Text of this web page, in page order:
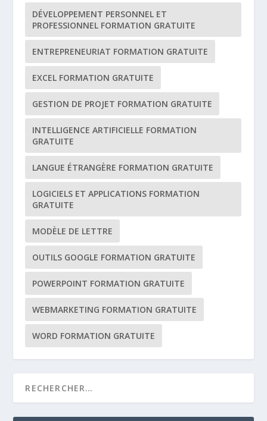
DÉVELOPPEMENT PERSONNEL ET
PROFESSIONNEL FORMATION GRATUITE
ENTREPRENEURIAT FORMATION GRATUITE
EXCEL FORMATION GRATUITE
GESTION DE PROJET FORMATION GRATUITE
INTELLIGENCE ARTIFICIELLE FORMATION
GRATUITE
LANGUE ÉTRANGÈRE FORMATION GRATUITE
LOGICIELS ET APPLICATIONS FORMATION
GRATUITE
MODÈLE DE LETTRE
OUTILS GOOGLE FORMATION GRATUITE
POWERPOINT FORMATION GRATUITE
WEBMARKETING FORMATION GRATUITE
WORD FORMATION GRATUITE